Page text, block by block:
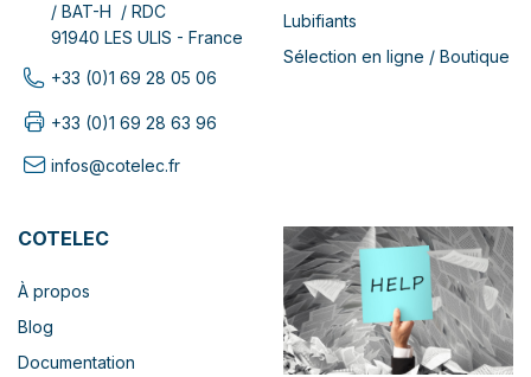
/ BAT-H / RDC
91940 LES ULIS - France
+33 (0)1 69 28 05 06
+33 (0)1 69 28 63 96
infos@cotelec.fr
Lubifiants
Sélection en ligne / Boutique
COTELEC
À propos
Blog
Documentation